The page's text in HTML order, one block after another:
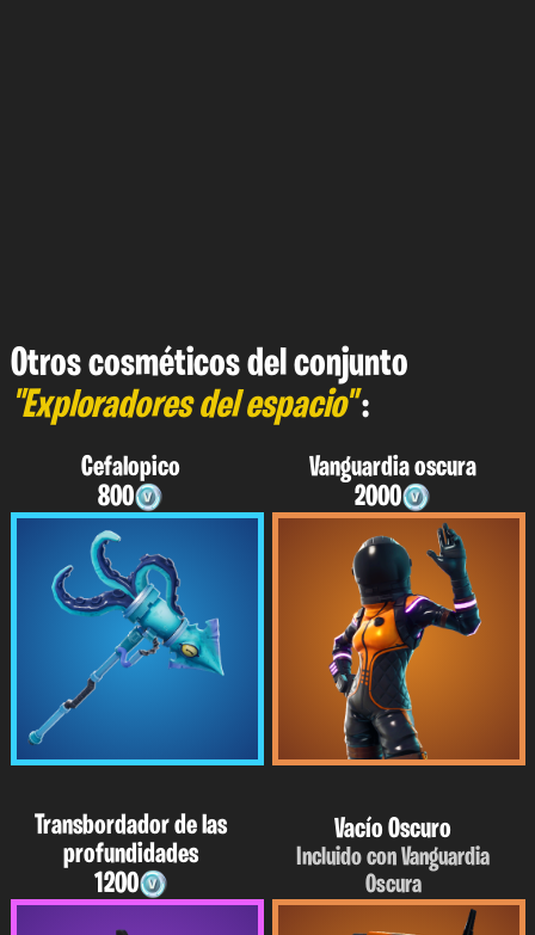
Otros cosméticos del conjunto
"Exploradores del espacio":
Cefalopico
800
Vanguardia oscura
2000
Transbordador de las
profundidades
1200
Vacío Oscuro
Incluido con Vanguardia
Oscura